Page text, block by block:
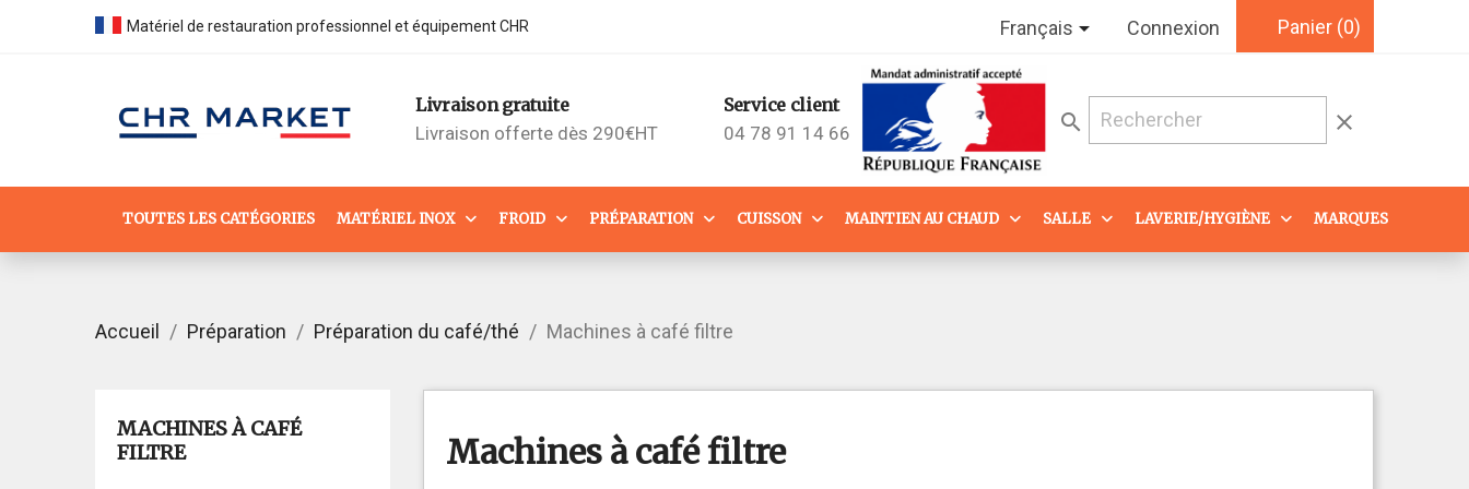
Matériel de restauration professionnel et équipement CHR Français Connexion Panier (0)
Livraison gratuite
Livraison offerte dès 290€HT
Service client
04 78 91 14 66
search clear
TOUTES LES CATÉGORIES MATÉRIEL INOX FROID PRÉPARATION CUISSON MAINTIEN AU CHAUD SALLE LAVERIE/HYGIÈNE MARQUES
Accueil Préparation Préparation du café/thé Machines à café filtre
MACHINES À CAFÉ
FILTRE
Machines à café filtre